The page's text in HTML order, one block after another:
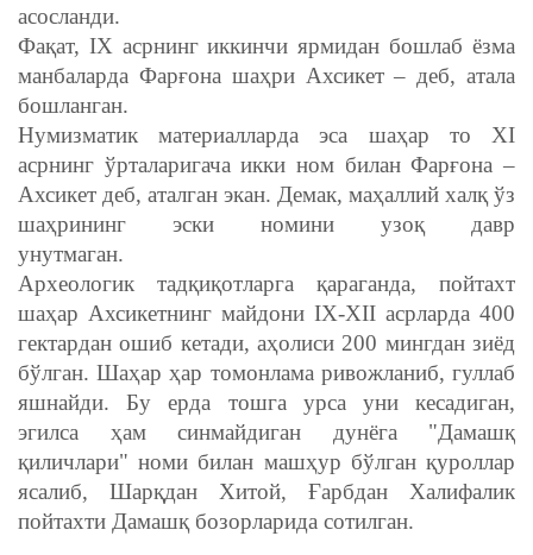
асосланди.
Фақат, IX асрнинг иккинчи ярмидан бошлаб ёзма
манбаларда Фарғона шаҳри Ахсикет – деб, атала
бошланган.
Нумизматик материалларда эса шаҳар то XI
асрнинг ўрталаригача икки ном билан Фарғона –
Ахсикет деб, аталган экан. Демак, маҳаллий халқ ўз
шаҳрининг эски номини узоқ давр
унутмаган.
Археологик тадқиқотларга қараганда, пойтахт
шаҳар Ахсикетнинг майдони IX-XII асрларда 400
гектардан ошиб кетади, аҳолиси 200 мингдан зиёд
бўлган. Шаҳар ҳар томонлама ривожланиб, гуллаб
яшнайди. Бу ерда тошга урса уни кесадиган,
эгилса ҳам синмайдиган дунёга "Дамашқ
қиличлари" номи билан машҳур бўлган қуроллар
ясалиб, Шарқдан Хитой, Ғарбдан Халифалик
пойтахти Дамашқ бозорларида сотилган.